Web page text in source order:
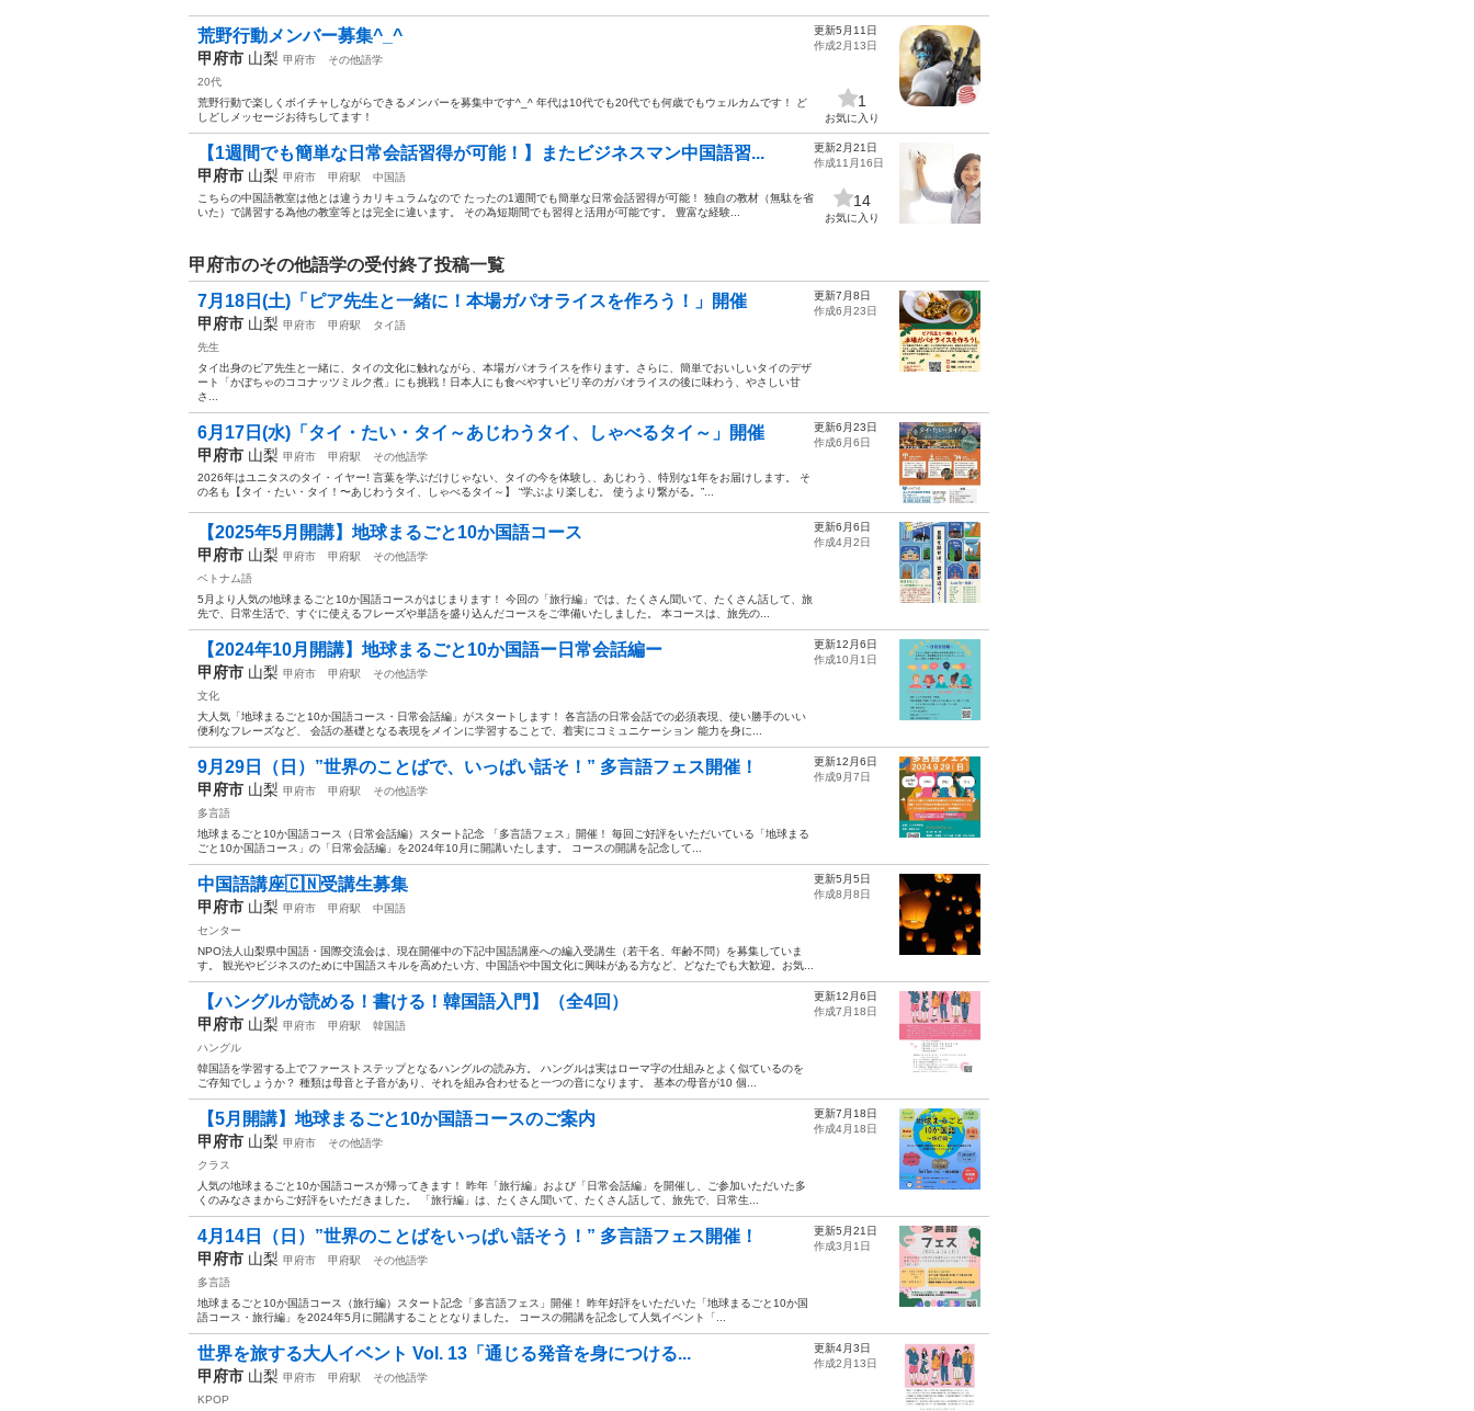
荒野行動メンバー募集^_^
甲府市 山梨 甲府市
その他語学
20代
荒野行動で楽しくボイチャしながらできるメンバーを募集中です^_^ 年代は10代でも20代でも何歳でもウェルカムです！ ど
しどしメッセージお待ちしてます！
更新5月11日
作成2月13日
1
お気に入り
【1週間でも簡単な日常会話習得が可能！】またビジネスマン中国語習...
甲府市 山梨 甲府市 甲府駅
中国語
こちらの中国語教室は他とは違うカリキュラムなので たったの1週間でも簡単な日常会話習得が可能！ 独自の教材（無駄を省
いた）で講習する為他の教室等とは完全に違います。 その為短期間でも習得と活用が可能です。 豊富な経験...
更新2月21日
作成11月16日
14
お気に入り
甲府市のその他語学の受付終了投稿一覧
7月18日(土)「ピア先生と一緒に！本場ガパオライスを作ろう！」開催
甲府市 山梨 甲府市 甲府駅
タイ語
先生
タイ出身のピア先生と一緒に、タイの文化に触れながら、本場ガパオライスを作ります。さらに、簡単でおいしいタイのデザ
ート「かぼちゃのココナッツミルク煮」にも挑戦！日本人にも食べやすいピリ辛のガパオライスの後に味わう、やさしい甘
さ...
更新7月8日
作成6月23日
6月17日(水)「タイ・たい・タイ～あじわうタイ、しゃべるタイ～」開催
甲府市 山梨 甲府市 甲府駅
その他語学
2026年はユニタスのタイ・イヤー! 言葉を学ぶだけじゃない、タイの今を体験し、あじわう、特別な1年をお届けします。 そ
の名も【タイ・たい・タイ！〜あじわうタイ、しゃべるタイ～】 “学ぶより楽しむ。 使うより繋がる。”...
更新6月23日
作成6月6日
【2025年5月開講】地球まるごと10か国語コース
甲府市 山梨 甲府市 甲府駅
その他語学
ベトナム語
5月より人気の地球まるごと10か国語コースがはじまります！ 今回の「旅行編」では、たくさん聞いて、たくさん話して、旅
先で、日常生活で、すぐに使えるフレーズや単語を盛り込んだコースをご準備いたしました。 本コースは、旅先の...
更新6月6日
作成4月2日
【2024年10月開講】地球まるごと10か国語ー日常会話編ー
甲府市 山梨 甲府市 甲府駅
その他語学
文化
大人気「地球まるごと10か国語コース・日常会話編」がスタートします！ 各言語の日常会話での必須表現、使い勝手のいい
便利なフレーズなど、 会話の基礎となる表現をメインに学習することで、着実にコミュニケーション 能力を身に...
更新12月6日
作成10月1日
9月29日（日）”世界のことばで、いっぱい話そ！” 多言語フェス開催！
甲府市 山梨 甲府市 甲府駅
その他語学
多言語
地球まるごと10か国語コース（日常会話編）スタート記念 「多言語フェス」開催！ 毎回ご好評をいただいている「地球まる
ごと10か国語コース」の「日常会話編」を2024年10月に開講いたします。 コースの開講を記念して...
更新12月6日
作成9月7日
中国語講座🇨🇳受講生募集
甲府市 山梨 甲府市 甲府駅
中国語
センター
NPO法人山梨県中国語・国際交流会は、現在開催中の下記中国語講座への編入受講生（若干名、年齢不問）を募集していま
す。 観光やビジネスのために中国語スキルを高めたい方、中国語や中国文化に興味がある方など、どなたでも大歓迎。お気...
更新5月5日
作成8月8日
【ハングルが読める！書ける！韓国語入門】（全4回）
甲府市 山梨 甲府市 甲府駅
韓国語
ハングル
韓国語を学習する上でファーストステップとなるハングルの読み方。 ハングルは実はローマ字の仕組みとよく似ているのを
ご存知でしょうか？ 種類は母音と子音があり、それを組み合わせると一つの音になります。 基本の母音が10 個...
更新12月6日
作成7月18日
【5月開講】地球まるごと10か国語コースのご案内
甲府市 山梨 甲府市
その他語学
クラス
人気の地球まるごと10か国語コースが帰ってきます！ 昨年「旅行編」および「日常会話編」を開催し、ご参加いただいた多
くのみなさまからご好評をいただきました。 「旅行編」は、たくさん聞いて、たくさん話して、旅先で、日常生...
更新7月18日
作成4月18日
4月14日（日）”世界のことばをいっぱい話そう！” 多言語フェス開催！
甲府市 山梨 甲府市 甲府駅
その他語学
多言語
地球まるごと10か国語コース（旅行編）スタート記念「多言語フェス」開催！ 昨年好評をいただいた「地球まるごと10か国
語コース・旅行編」を2024年5月に開講することとなりました。 コースの開講を記念して人気イベント「...
更新5月21日
作成3月1日
世界を旅する大人イベント Vol. 13「通じる発音を身につける...
甲府市 山梨 甲府市 甲府駅
その他語学
KPOP
更新4月3日
作成2月13日